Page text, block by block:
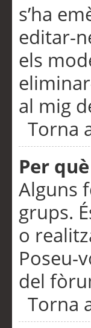
s’ha
editar-
els
al mig
Torna
Per
Alguns
grups.
o
Poseu-
del
Torna